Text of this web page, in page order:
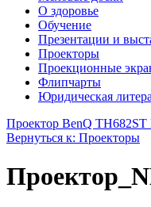
О здоровье
Обучение
Презентации и
Проекторы
Проекционные
Флипчарты
Юридическая
Проектор BenQ
Вернуться к: Проекторы